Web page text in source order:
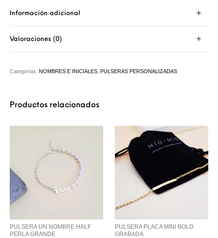
Información adicional
Valoraciones (0)
Categorías:NOMBRES E INICIALES ,PULSERAS PERSONALIZADAS
Productos relacionados
PULSERA UN NOMBRE HALF
PERLA GRANDE
PULSERA PLACA MINI BOLD
GRABADA